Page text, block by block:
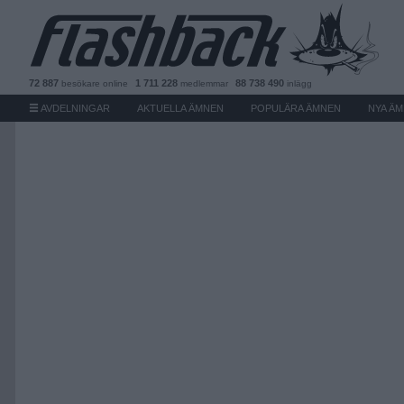
72 887 besökare online 1 711 228 medlemmar 88 738 490 inlägg
AVDELNINGAR AKTUELLA ÄMNEN POPULÄRA ÄMNEN NYA